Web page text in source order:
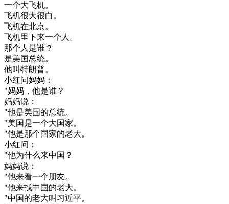
一个大飞机。
飞机很大很白。
飞机在北京。
飞机里下来一个人。
那个人是谁 ？
是美国总统。
他叫特朗普。
小红问妈妈 ：
"妈妈 ， 他是谁 ？
妈妈说 ：
"他是美国的总统。
"美国是一个大国家。
"他是那个国家的老大。
小红问 ：
"他为什么来中国 ？
妈妈说 ：
"他来看一个朋友。
"他来找中国的老大。
"中国的老大叫 习近平。